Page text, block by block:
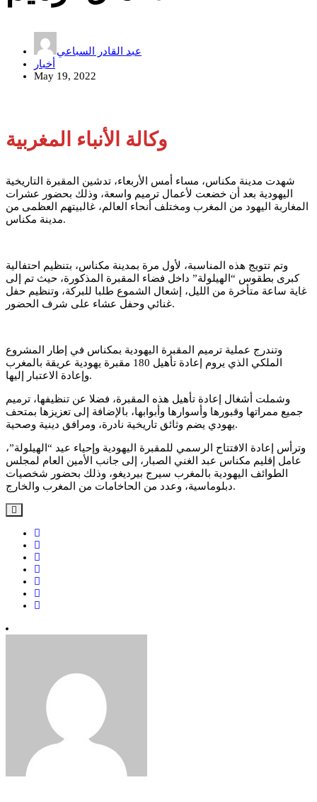
عبد القادر السباعي
أخبار
May 19, 2022
وكالة الأنباء المغربية
شهدت مدينة مكناس، مساء أمس الأربعاء، تدشين المقبرة التاريخية
اليهودية بعد أن خضعت لأعمال ترميم واسعة، وذلك بحضور عشرات
المغاربة اليهود من المغرب ومختلف أنحاء العالم، غالبيتهم العظمى من
مدينة مكناس.
وتم تتويج هذه المناسبة، لأول مرة بمدينة مكناس، بتنظيم احتفالية
كبرى بطقوس “الهيلولة” داخل فضاء المقبرة المذكورة، حيث تم إلى
غاية ساعة متأخرة من الليل، إشعال الشموع طلبا للبركة، وتنظيم حفل
غنائي وحفل عشاء على شرف الحضور.
وتندرج عملية ترميم المقبرة اليهودية بمكناس في إطار المشروع
الملكي الذي يروم إعادة تأهيل 180 مقبرة يهودية عريقة بالمغرب
وإعادة الاعتبار إليها.
وشملت أشغال إعادة تأهيل هذه المقبرة، فضلا عن تنظيفها، ترميم
جميع ممراتها وقبورها وأسوارها وأبوابها، بالإضافة إلى تعزيزها بمتحف
يهودي يضم وثائق تاريخية نادرة، ومرافق دينية وصحية.
وترأس إعادة الافتتاح الرسمي للمقبرة اليهودية وإحياء عيد “الهيلولة”،
عامل إقليم مكناس عبد الغني الصبار، إلى جانب الأمين العام لمجلس
الطوائف اليهودية بالمغرب سيرج بيرديغو، وذلك بحضور شخصيات
دبلوماسية، وعدد من الحاخامات من المغرب والخارج.